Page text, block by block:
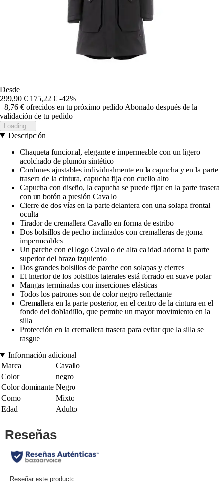
Desde
299,90 € 175,22 € -42%
+8,76 € ofrecidos en tu próximo pedido Abonado después de la
validación de tu pedido
Loading...
Descripción
Chaqueta funcional, elegante e impermeable con un ligero
acolchado de plumón sintético
Cordones ajustables individualmente en la capucha y en la parte
trasera de la cintura, capucha fija con cuello alto
Capucha con diseño, la capucha se puede fijar en la parte trasera
con un botón a presión Cavallo
Cierre de dos vías en la parte delantera con una solapa frontal
oculta
Tirador de cremallera Cavallo en forma de estribo
Dos bolsillos de pecho inclinados con cremalleras de goma
impermeables
Un parche con el logo Cavallo de alta calidad adorna la parte
superior del brazo izquierdo
Dos grandes bolsillos de parche con solapas y cierres
El interior de los bolsillos laterales está forrado en suave polar
Mangas terminadas con inserciones elásticas
Todos los patrones son de color negro reflectante
Cremallera en la parte posterior, en el centro de la cintura en el
fondo del dobladillo, que permite un mayor movimiento en la
silla
Protección en la cremallera trasera para evitar que la silla se
rasgue
Información adicional
Marca
Cavallo
Color
negro
Color dominante Negro
Como
Mixto
Edad
Adulto